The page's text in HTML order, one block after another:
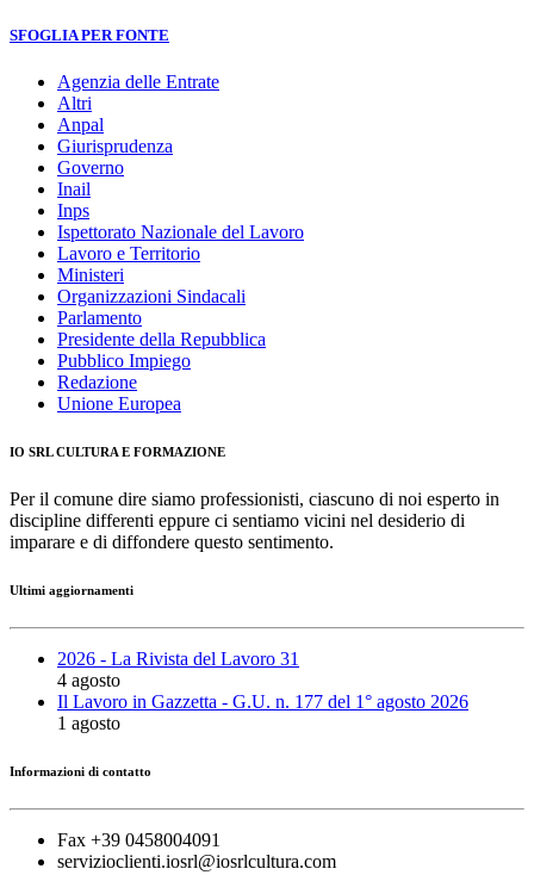
SFOGLIA PER FONTE
Agenzia delle Entrate
Altri
Anpal
Giurisprudenza
Governo
Inail
Inps
Ispettorato Nazionale del Lavoro
Lavoro e Territorio
Ministeri
Organizzazioni Sindacali
Parlamento
Presidente della Repubblica
Pubblico Impiego
Redazione
Unione Europea
IO SRL CULTURA E FORMAZIONE
Per il comune dire siamo professionisti, ciascuno di noi esperto in
discipline differenti eppure ci sentiamo vicini nel desiderio di
imparare e di diffondere questo sentimento.
Ultimi aggiornamenti
2026 - La Rivista del Lavoro 31
4 agosto
Il Lavoro in Gazzetta - G.U. n. 177 del 1° agosto 2026
1 agosto
Informazioni di contatto
Fax +39 0458004091
servizioclienti.iosrl@iosrlcultura.com